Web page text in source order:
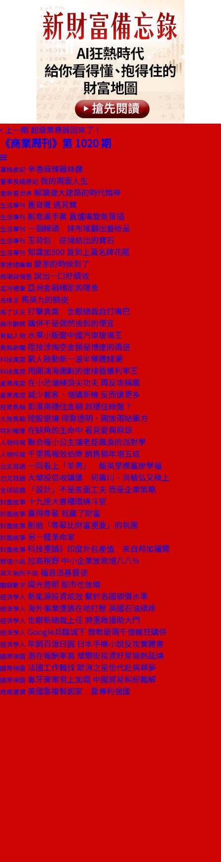
上一期 超級業務員回來了！
《商業周刊》第 1020 期
饕姊食記 辛香麻辣雞絲麵
董事長嬉遊記 我的兩面人生
重新看世界 解讀偉大建築的時代精神
生活專刊 舊貨攤 遇見寶
生活專刊 創意黑手黨 舊爐嘴變新筆插
生活專刊 一個線頭 抹布堆翻出藝術品
生活專刊 玉荷包 逆境結出的寶石
生活專刊 知識加500 買到上萬名牌花瓶
客座總編輯 變革的時候到了
商場自慢塾 說出一口好績效
星河隨筆 亞洲金融穩定的隱患
去梯言 馬英九的臉皮
馬丁沃夫 打擊貪腐 世銀總裁自打嘴巴
房市觀察 購併不是偶然撿到的便宜
焦點人物 水果小販變中國汽車玻璃王
焦點新聞 陞技涉掏空金額是博達的兩倍
科技風雲 窮人啟動新一波半導體錢潮
科技風雲 甩開鴻海圍剿的連接器獲利率王
產業風雲 在小池塘練頂尖功夫 再反攻稱霸
產業風雲 減少載客、增購新機 反而賺更多
投資焦點 彭淮南穩住金融 就穩住綠盤？
大陸焦點 陸股退燒 得靠透明、開放兩帖藥方
特別報導 在缺角的生命中 看見愛與原諒
人物特寫 聯合報小公主讓老臣飆淚的派對學
人物特寫 千里馬報效伯樂 銷售額年增五成
台北耳語 一同看上「羊男」 賴英里標贏廖學福
台北耳語 大華投信收購價 何壽川、洪敏弘又槓上
全球話題 「設計」不是表面工夫 而是企業策略
封面故事 十九座大書櫃環繞斗室
封面故事 贏得尊敬 就贏了財富
封面故事 創造「尊敬比財富重要」的氛圍
封面故事 另一種革命家
封面故事 科技重鎮》印度外包產值 來自邦加羅爾
管理小品 拉高視野 中小企業放款增八八％
英文無所不談 福音派基督徒
關鍵數字 陽光普照 股市也放晴
經濟學人 新能源投資成效 繫於各國碳價水準
經濟學人 海外事業遭遇在地打壓 英國石油頭疼
經濟學人 世銀新總裁上任 將重啟援助大門
經濟學人 Google兵臨城下 微軟砸兩千億瘋狂購併
經濟學人 年銷百億日圓 日本手機小說反攻實體書
國際視窗 潛在報酬率高 華爾街投資好萊塢熱延燒
國際視窗 法國工作難找 歐洲之星世代赴英尋夢
國際視窗 毒牙膏案雪上加霜 中國貿易糾紛難解
商周書摘 美國靠複製起家 靠專利強國